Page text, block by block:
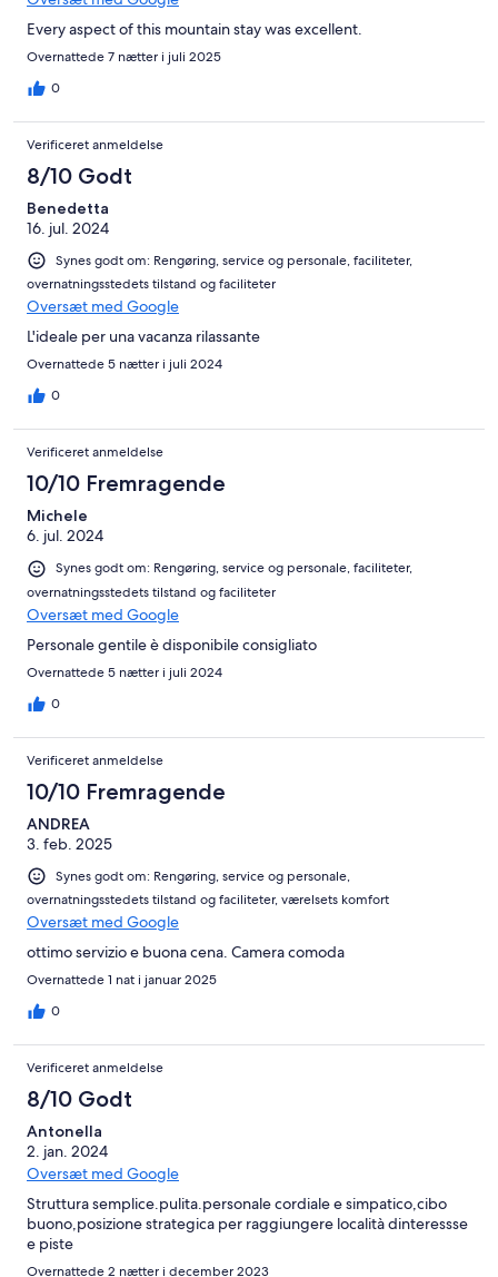
Every aspect of this mountain stay was excellent.
Overnattede 7 nætter i juli 2025
0
Verificeret anmeldelse
8/10 Godt
Benedetta
16. jul. 2024
Synes godt om: Rengøring, service og personale, faciliteter,
overnatningsstedets tilstand og faciliteter
Oversæt med Google
L'ideale per una vacanza rilassante
Overnattede 5 nætter i juli 2024
0
Verificeret anmeldelse
10/10 Fremragende
Michele
6. jul. 2024
Synes godt om: Rengøring, service og personale, faciliteter,
overnatningsstedets tilstand og faciliteter
Oversæt med Google
Personale gentile è disponibile consigliato
Overnattede 5 nætter i juli 2024
0
Verificeret anmeldelse
10/10 Fremragende
ANDREA
3. feb. 2025
Synes godt om: Rengøring, service og personale,
overnatningsstedets tilstand og faciliteter, værelsets komfort
Oversæt med Google
ottimo servizio e buona cena. Camera comoda
Overnattede 1 nat i januar 2025
0
Verificeret anmeldelse
8/10 Godt
Antonella
2. jan. 2024
Oversæt med Google
Struttura semplice.pulita.personale cordiale e simpatico,cibo
buono,posizione strategica per raggiungere località dinteressse
e piste
Overnattede 2 nætter i december 2023